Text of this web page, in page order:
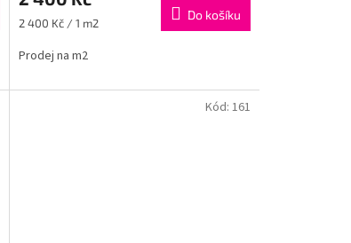
Měrná
2 400 Kč / 1 m2
Do košíku
Prodej na m2
Kód: 161